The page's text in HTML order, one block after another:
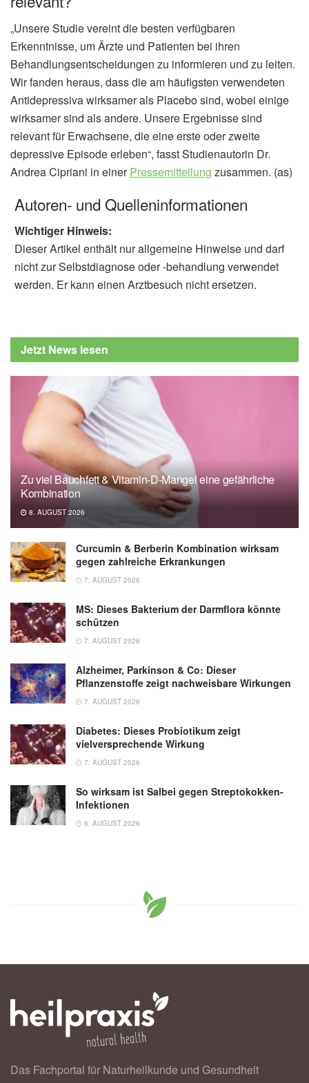
„Unsere Studie vereint die besten verfügbaren
Erkenntnisse, um Ärzte und Patienten bei ihren
Behandlungsentscheidungen zu informieren und zu leiten.
Wir fanden heraus, dass die am häufigsten verwendeten
Antidepressiva wirksamer als Placebo sind, wobei einige
wirksamer sind als andere. Unsere Ergebnisse sind
relevant für Erwachsene, die eine erste oder zweite
depressive Episode erleben“, fasst Studienautorin Dr.
Andrea Cipriani in einerPressemitteilung zusammen. (as)
Autoren- und Quelleninformationen
Wichtiger Hinweis:
Dieser Artikel enthält nur allgemeine Hinweise und darf
nicht zur Selbstdiagnose oder -behandlung verwendet
werden. Er kann einen Arztbesuch nicht ersetzen.
Jetzt News lesen
Zu viel Bauchfett & Vitamin-D-Mangel eine gefährliche
Kombination
8. AUGUST 2026
Curcumin & Berberin Kombination wirksam
gegen zahlreiche Erkrankungen
7. AUGUST 2026
MS: Dieses Bakterium der Darmflora könnte
schützen
7. AUGUST 2026
Alzheimer, Parkinson & Co: Dieser
Pflanzenstoffe zeigt nachweisbare Wirkungen
7. AUGUST 2026
Diabetes: Dieses Probiotikum zeigt
vielversprechende Wirkung
7. AUGUST 2026
So wirksam ist Salbei gegen Streptokokken-
Infektionen
6. AUGUST 2026
Das Fachportal für Naturheilkunde und Gesundheit